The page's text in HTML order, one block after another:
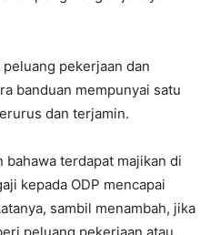
pekerjaan dan
banduan mempunyai satu
dan terjamin.
bahawa terdapat majikan di
kepada ODP mencapai
sambil menambah, jika
peluang pekerjaan atau